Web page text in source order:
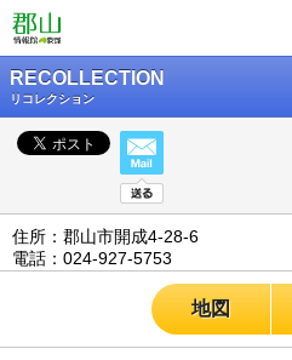
RECOLLECTION
リコレクション
住所：郡山市開成4-28-6
電話：024-927-5753
地図